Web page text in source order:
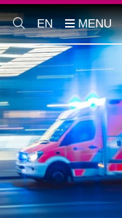
EN